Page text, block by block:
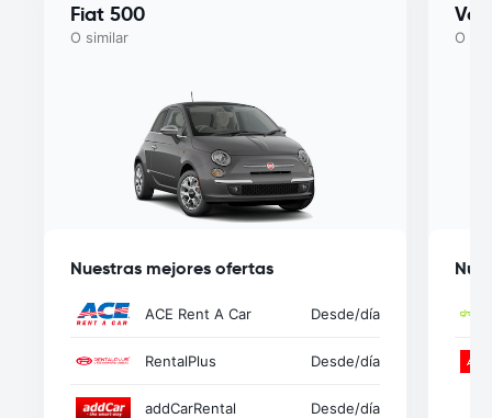
Fiat 500
O similar
Nuestras mejores ofertas
ACE Rent A Car Desde/día
RentalPlus Desde/día
addCarRental Desde/día
O